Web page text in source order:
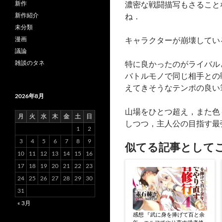
濃密な戦闘描写もさるこ
ね．
キャラクターが崩壊して
特に良かったのがライバ
バトルモノで同じ相手と
えてきそうなテンポの良
山場をひとつ超え，また
しつつ，主人公の目指す
似てる記事として
感想 『武に身を捧げて百と余
新作
新作紹介
未分類
漫画
議論
雑談のタネ
2026年8月
月 火 水 木 金 土
日
1
2
3
4 5 6 7 8
9
10
11 12 13 14 15
16
17
18 19 20 21 22 23
24 25 26 27 28 29
30
31
« 3月